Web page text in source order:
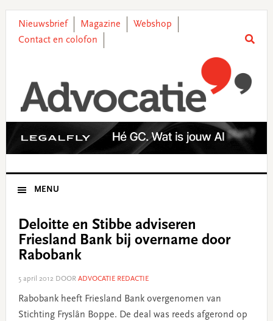
primary
main
primary
footer
Nieuwsbrief Magazine
Webshop
Contact en colofon
MENU
Deloitte en Stibbe adviseren
Friesland Bank bij overname door
Rabobank
5 april 2012DOOR ADVOCATIE REDACTIE
Rabobank heeft Friesland Bank overgenomen van
Stichting Fryslân Boppe. De deal was reeds afgerond op